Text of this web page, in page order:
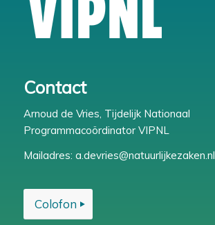
Contact
Arnoud de Vries, Tijdelijk Nationaal
Programmacoördinator VIPNL
Mailadres: a.devries@natuurlijkezaken.nl
Colofon